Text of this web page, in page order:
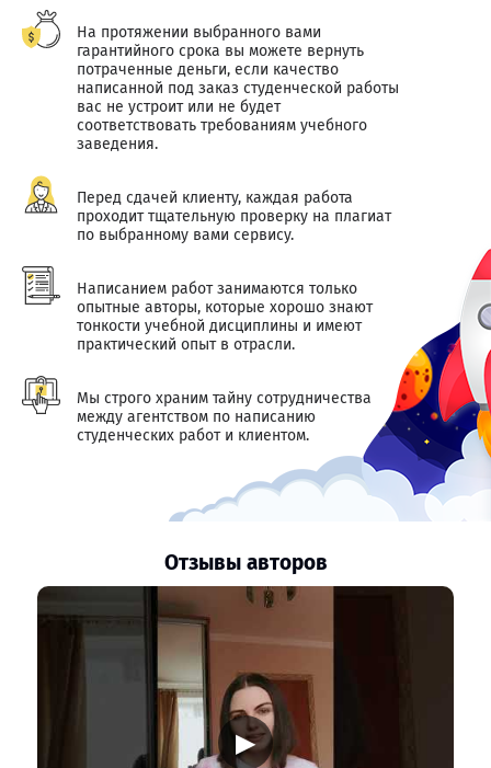
На протяжении выбранного вами
гарантийного срока вы можете вернуть
потраченные деньги, если качество
написанной под заказ студенческой работы
вас не устроит или не будет
соответствовать требованиям учебного
заведения.
Перед сдачей клиенту, каждая работа
проходит тщательную проверку на плагиат
по выбранному вами сервису.
Написанием работ занимаются только
опытные авторы, которые хорошо знают
тонкости учебной дисциплины и имеют
практический опыт в отрасли.
Мы строго храним тайну сотрудничества
между агентством по написанию
студенческих работ и клиентом.
Отзывы авторов
▶